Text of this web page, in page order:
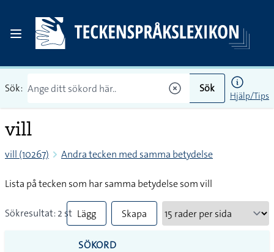
Sök: Sök
Hjälp/Tips
vill
vill (10267) Andra tecken med samma betydelse
Lista på tecken som har samma betydelse som vill
Sökresultat: 2 st Lägg
till
Skapa
SÖKORD